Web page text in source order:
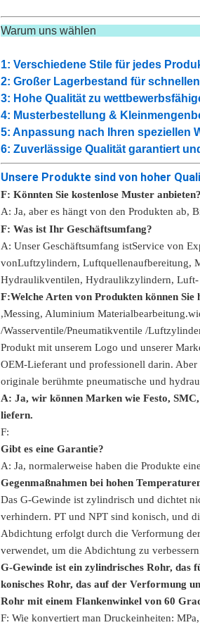
Warum
1: Verschiedene Stile für jedes
2: Großer Lagerbestand für
3: Hohe Qualität zu
4: Musterbestellung &
5: Anpassung nach Ihren speziellen
6: Zuverlässige Qualität garantiert
Unsere Produkte sind von hoher
F: Könnten Sie kostenlose Muster anbieten?
A: Ja, aber es hängt von den Produkten ab,
F: Was ist Ihr Geschäftsumfang?
A: Unser Geschäftsumfang istService von
vonLuftzylindern, Luftquellenaufbereitung,
Hydraulikventilen, Hydraulikzylindern, Luft-
F:Welche Arten von Produkten können Sie
,Messing, Aluminium Materialbearbeitung.
/Wasserventile/Pneumatikventile /
Produkt mit unserem Logo und unserer
OEM-Lieferant und professionell darin.
originale berühmte pneumatische und
A: Ja, wir können Marken wie Festo,
liefern.
F:
Gibt es eine Garantie?
A: Ja, normalerweise haben die Produkte
Gegenmaßnahmen bei hohen
Das G-Gewinde ist zylindrisch und dichtet
verhindern. PT und NPT sind konisch, und
Abdichtung erfolgt durch die Verformung
verwendet, um die Abdichtung zu
G-Gewinde ist ein zylindrisches Rohr, das
konisches Rohr, das auf der Verformung
Rohr mit einem Flankenwinkel von 60
F: Wie konvertiert man Druckeinheiten: